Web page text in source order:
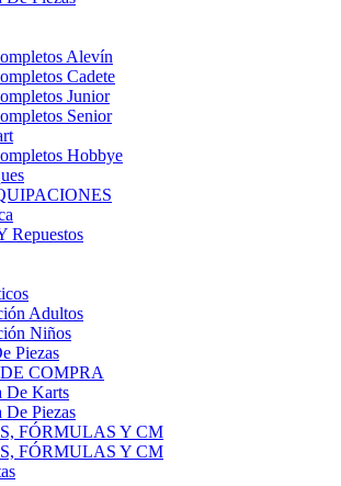
Alevín
Cadete
Junior
Senior
Hobbye
Repuestos
Adultos
Niños
Piezas
COMPRA
De Karts
De Piezas
FÓRMULAS Y CM
FÓRMULAS Y CM